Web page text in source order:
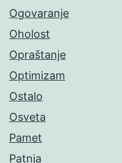
Ogovaranje
Oholost
Opraštanje
Optimizam
Ostalo
Osveta
Pamet
Patnja